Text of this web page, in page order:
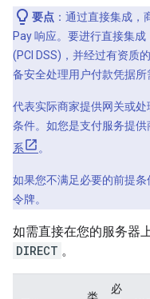
要点 ：通过直接集成
Pay 响应。要进行直接集
(PCI DSS)，并经过有资质
备安全处理用户付款凭据所
代表实际商家提供网关或
条件。如您是支付服务提
系
。
如果您不满足必要的前提条
令牌。
如需直接在您的服务器
DIRECT 。
必